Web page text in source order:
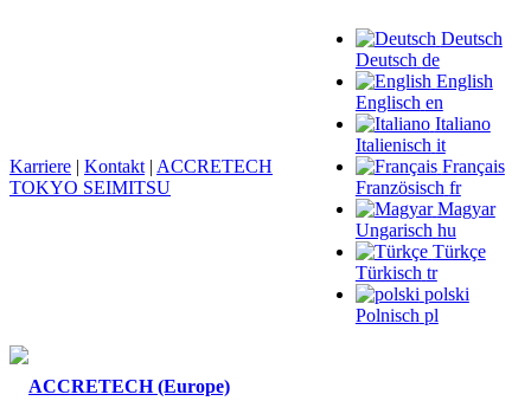
Deutsch
Deutsch de
English
Englisch en
Italiano
Italienisch it
Français
Französisch fr
Magyar
Ungarisch hu
Türkçe
Türkisch tr
polski
Polnisch pl
Karriere | Kontakt | ACCRETECH
TOKYO SEIMITSU